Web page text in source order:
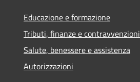
Educazione e formazione
Tributi, finanze e contravvenzioni
Salute, benessere e assistenza
Autorizzazioni